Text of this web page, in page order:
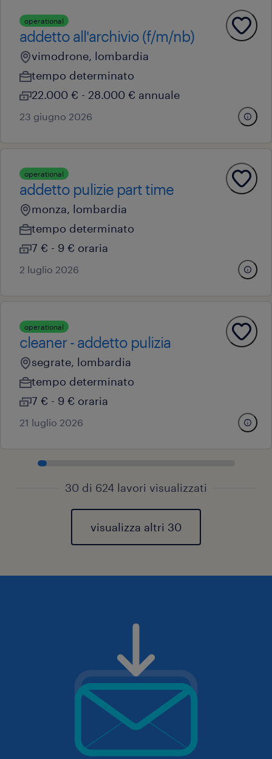
operational
addetto all'archivio (f/m/nb)
vimodrone, lombardia
tempo determinato
22.000 € - 28.000 € annuale
23 giugno 2026
operational
addetto pulizie part time
monza, lombardia
tempo determinato
7 € - 9 € oraria
2 luglio 2026
operational
cleaner - addetto pulizia
segrate, lombardia
tempo determinato
7 € - 9 € oraria
21 luglio 2026
30 di 624 lavori visualizzati
visualizza altri 30